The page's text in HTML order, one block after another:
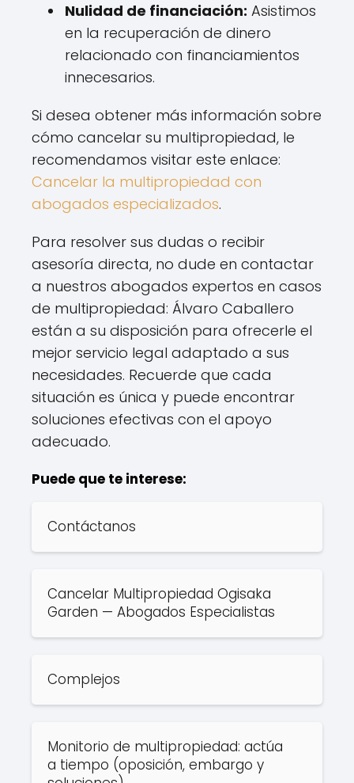
Nulidad de financiación: Asistimos
en la recuperación de dinero
relacionado con financiamientos
innecesarios.
Si desea obtener más información sobre
cómo cancelar su multipropiedad, le
recomendamos visitar este enlace:
Cancelar la multipropiedad con
abogados especializados.
Para resolver sus dudas o recibir
asesoría directa, no dude en contactar
a nuestros abogados expertos en casos
de multipropiedad: Álvaro Caballero
están a su disposición para ofrecerle el
mejor servicio legal adaptado a sus
necesidades. Recuerde que cada
situación es única y puede encontrar
soluciones efectivas con el apoyo
adecuado.
Puede que te interese:
Contáctanos
Cancelar Multipropiedad Ogisaka
Garden — Abogados Especialistas
Complejos
Monitorio de multipropiedad: actúa
a tiempo (oposición, embargo y